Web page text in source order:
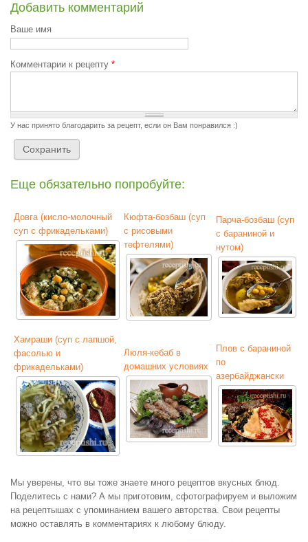
Добавить комментарий
Ваше имя
Комментарии к рецепту *
У нас принято благодарить за рецепт, если он Вам понравился :)
Еще обязательно попробуйте:
Довга (кисло-молочный
суп с фрикадельками)
Кюфта-бозбаш (суп
с рисовыми
тефтелями)
Парча-бозбаш (суп
с бараниной и
нутом)
Хамраши (суп с лапшой,
фасолью и
фрикадельками)
Люля-кебаб в
домашних условиях
Плов с бараниной
по
азербайджански
Мы уверены, что вы тоже знаете много рецептов вкусных блюд.
Поделитесь с нами? А мы приготовим, сфотографируем и выложим
на рецептышах с упоминанием вашего авторства. Свои рецепты
можно оставлять в комментариях к любому блюду.